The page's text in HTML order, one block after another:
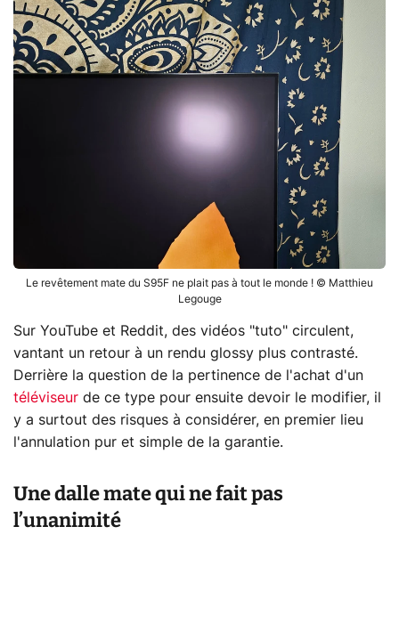
Le revêtement mate du S95F ne plait pas à tout le monde ! © Matthieu
Legouge
Sur YouTube et Reddit, des vidéos "tuto" circulent,
vantant un retour à un rendu glossy plus contrasté.
Derrière la question de la pertinence de l'achat d'un
téléviseur de ce type pour ensuite devoir le modifier, il
y a surtout des risques à considérer, en premier lieu
l'annulation pur et simple de la garantie.
Une dalle mate qui ne fait pas
l’unanimité